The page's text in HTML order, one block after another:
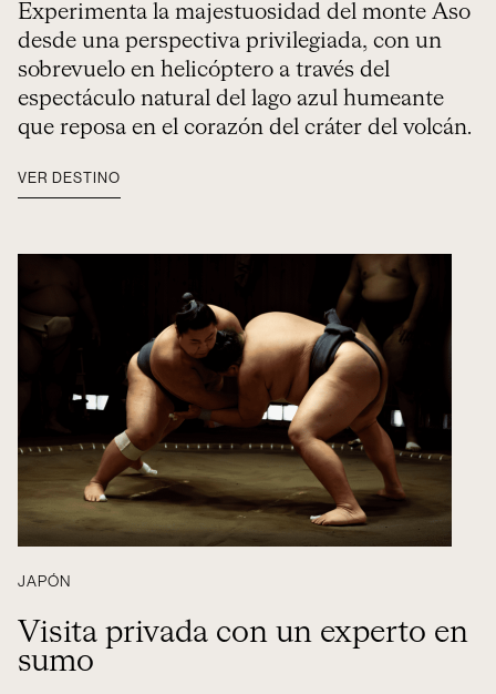
Experimenta la majestuosidad del monte Aso
desde una perspectiva privilegiada, con un
sobrevuelo en helicóptero a través del
espectáculo natural del lago azul humeante
que reposa en el corazón del cráter del volcán.
VER DESTINO
JAPÓN
Visita privada con un experto en
sumo